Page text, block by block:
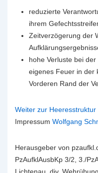
reduzierte
ihrem
Zeitverzögerung der
hohe Verluste bei
eigenes Feuer in der
Vorderen Rand der
Weiter zur Heeresstruktur
Impressum Wolfgang
Herausgeber von
PzAufklAusbKp 3/2, 3./